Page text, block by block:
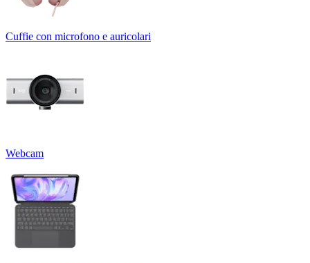
Cuffie con microfono e auricolari
Webcam